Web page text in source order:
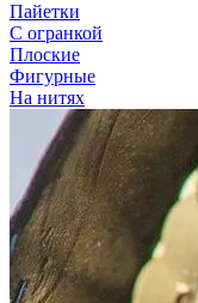
Пайетки
С огранкой
Плоские
Фигурные
На нитях